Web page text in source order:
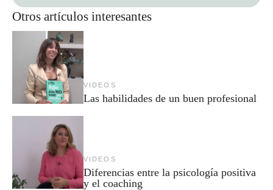
Otros artículos interesantes
VIDEOS
Las habilidades de un buen profesional
VIDEOS
Diferencias entre la psicología positiva
y el coaching